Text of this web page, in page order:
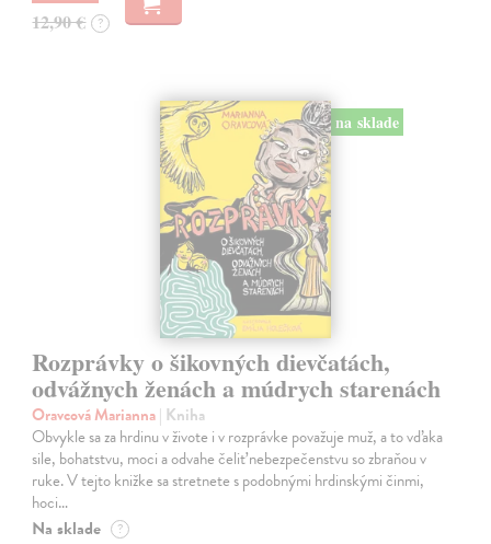
12,90 € ?
na sklade
Rozprávky o šikovných dievčatách,
odvážnych ženách a múdrych starenách
Oravcová Marianna| Kniha
Obvykle sa za hrdinu v živote i v rozprávke považuje muž, a to vďaka
sile, bohatstvu, moci a odvahe čeliť nebezpečenstvu so zbraňou v
ruke. V tejto knižke sa stretnete s podobnými hrdinskými činmi,
hoci…
Na sklade ?